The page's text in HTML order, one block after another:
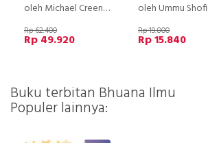
oleh Michael Creenberg
Rp 62.400
Rp 49.920
oleh Ummu Shofi
Rp 19.800
Rp 15.840
Buku terbitan Bhuana Ilmu
Populer lainnya: